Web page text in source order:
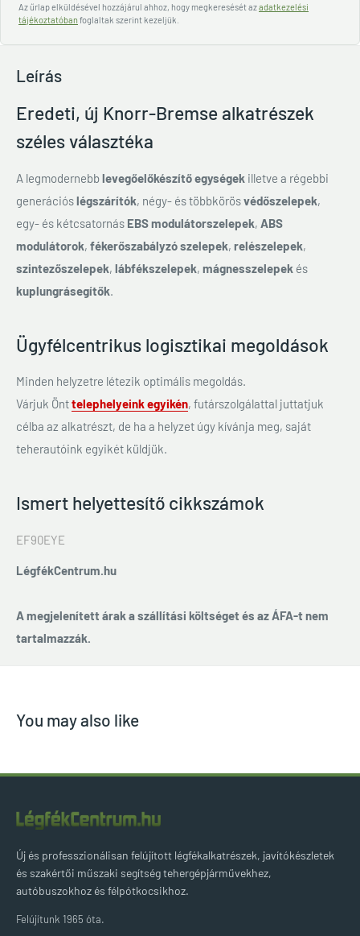
Az űrlap elküldésével hozzájárul ahhoz, hogy megkeresését azadatkezelési
tájékoztatóban foglaltak szerint kezeljük.
Leírás
Eredeti, új Knorr-Bremse alkatrészek
széles választéka
A legmodernebblevegőelőkészítő egységek illetve a régebbi
generációslégszárítók, négy- és többkörösvédőszelepek,
egy- és kétcsatornás EBS modulátorszelepek, ABS
modulátorok, fékerőszabályzó szelepek, relészelepek,
szintezőszelepek, lábfékszelepek, mágnesszelepek és
kuplungrásegítők.
Ügyfélcentrikus logisztikai megoldások
Minden helyzetre létezik optimális megoldás.
Várjuk Önttelephelyeink egyikén, futárszolgálattal juttatjuk
célba az alkatrészt, de ha a helyzet úgy kívánja meg, saját
teherautóink egyikét küldjük.
Ismert helyettesítő cikkszámok
EF90EYE
LégfékCentrum.hu
A megjelenített árak a szállítási költséget és az ÁFA-t nem
tartalmazzák.
You may also like
Új és professzionálisan felújított légfékalkatrészek, javítókészletek
és szakértői műszaki segítség tehergépjárművekhez,
autóbuszokhoz és félpótkocsikhoz.
Felújítunk 1965 óta.